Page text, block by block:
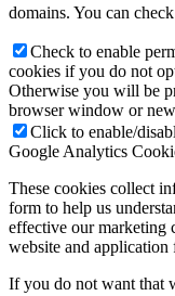
domains. You can
Check to enable
cookies if you do not
Otherwise you will be
browser window or
Click to enable/
Google Analytics
These cookies collect
form to help us
effective our marketing
website and application
If you do not want that